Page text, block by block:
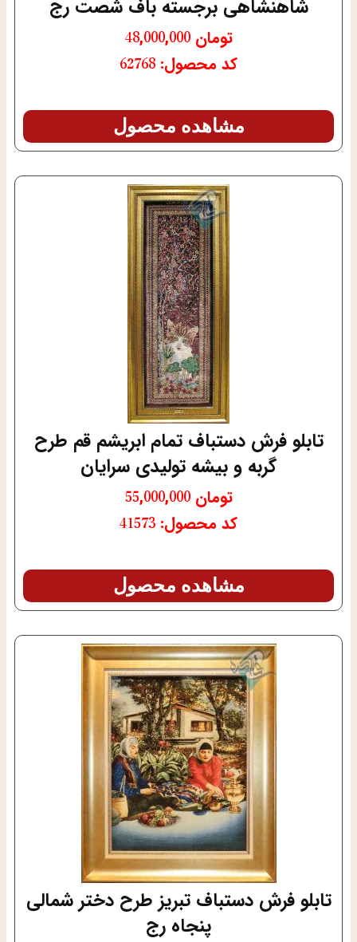
شاهنشاهی برجسته باف شصت رج
تومان 48,000,000
کد محصول: 62768
مشاهده محصول
تابلو فرش دستباف تمام ابریشم قم طرح
گربه و بیشه تولیدی سرایان
تومان 55,000,000
کد محصول: 41573
مشاهده محصول
تابلو فرش دستباف تبریز طرح دختر شمالی
پنجاه رج